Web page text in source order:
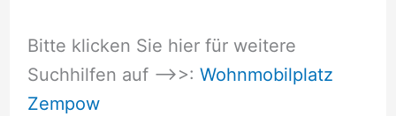
Bitte klicken Sie hier für weitere
Suchhilfen auf –>>: Wohnmobilplatz
Zempow